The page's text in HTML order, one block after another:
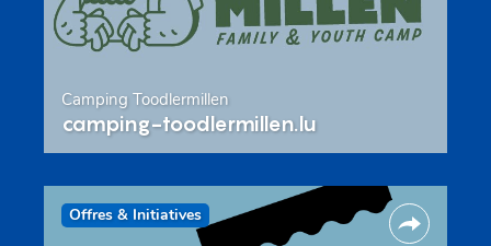
Camping Toodlermillen
camping-toodlermillen.lu
Offres & Initiatives